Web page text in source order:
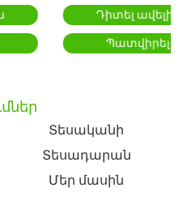
Դիտել ավելին
Պատվիրել
Տեսականի
Տեսադարան
Մեր մասին